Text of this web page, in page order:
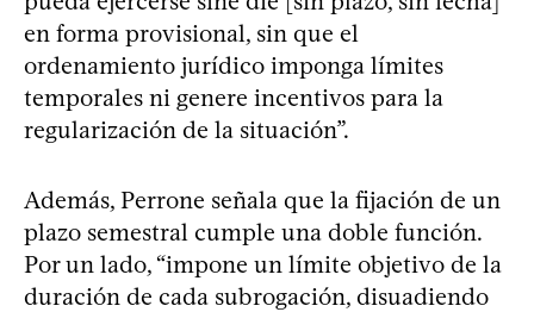
en forma provisional, sin que el
ordenamiento jurídico imponga límites
temporales ni genere incentivos para la
regularización de la situación”.
Además, Perrone señala que la fijación de un
plazo semestral cumple una doble función.
Por un lado, “impone un límite objetivo de la
duración de cada subrogación, disuadiendo